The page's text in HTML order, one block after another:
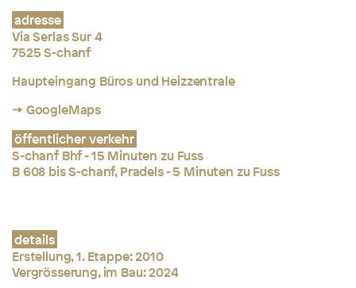
adresse
Via Serlas Sur 4
7525 S-chanf
Haupteingang Büros und Heizzentrale
→ GoogleMaps
öffentlicher verkehr
S-chanf Bhf - 15 Minuten zu Fuss
B 608 bis S-chanf, Pradels - 5 Minuten zu Fuss
details
Erstellung, 1. Etappe: 2010
Vergrösserung, im Bau: 2024